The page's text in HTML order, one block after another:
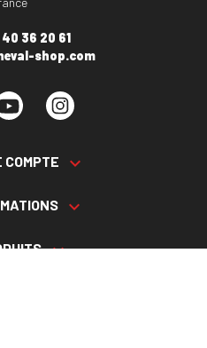
36 20 61
shop.com
YouTube
COMPTE 

